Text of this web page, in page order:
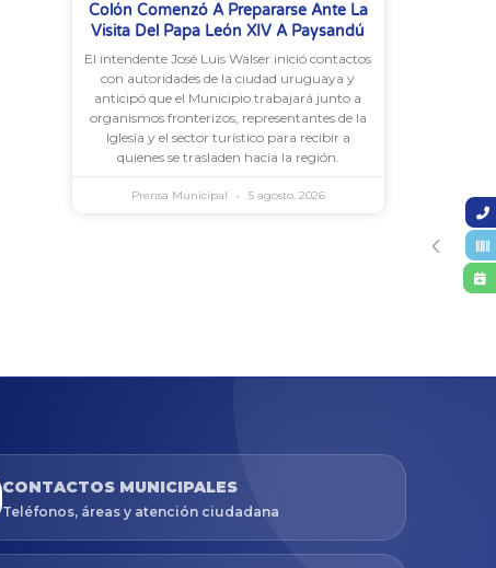
Colón Comenzó A Prepararse Ante La
Visita Del Papa León XIV A Paysandú
El intendente José Luis Walser inició contactos
con autoridades de la ciudad uruguaya y
anticipó que el Municipio trabajará junto a
organismos fronterizos, representantes de la
Iglesia y el sector turístico para recibir a
quienes se trasladen hacia la región.
Prensa Municipal 5 agosto, 2026
CONTACTOS MUNICIPALES
Teléfonos, áreas y atención ciudadana